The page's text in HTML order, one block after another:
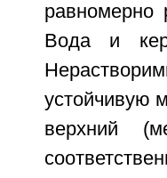
равномерно
Вода и
устойчивую
верхний